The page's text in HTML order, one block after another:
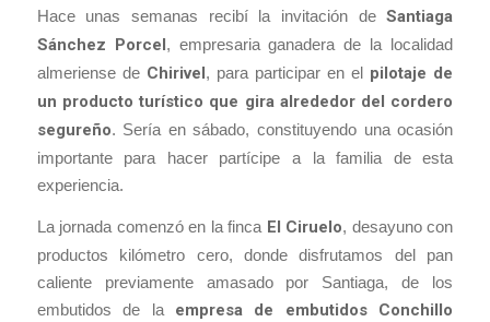
Hace unas semanas recibí la invitación deSantiaga
Sánchez Porcel , empresaria ganadera de la localidad
almeriense de Chirivel , para participar en el pilotaje de
un producto turístico que gira alrededor del cordero
segureño. Sería en sábado, constituyendo una ocasión
importante para hacer partícipe a la familia de esta
experiencia.
La jornada comenzó en la finca El Ciruelo, desayuno con
productos kilómetro cero, donde disfrutamos del pan
caliente previamente amasado por Santiaga, de los
embutidos de la empresa de embutidos Conchillo